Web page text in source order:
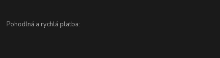
Pohodlná a rychlá platba: